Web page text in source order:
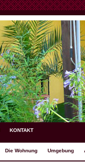
KONTAKT
Die Wohnung Umgebung